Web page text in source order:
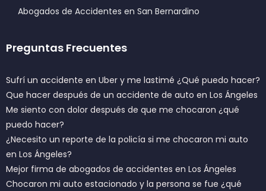
Abogados de Accidentes en San Bernardino
Preguntas Frecuentes
Sufrí un accidente en Uber y me lastimé ¿Qué puedo hacer?
Que hacer después de un accidente de auto en Los Ángeles
Me siento con dolor después de que me chocaron ¿qué
puedo hacer?
¿Necesito un reporte de la policía si me chocaron mi auto
en Los Ángeles?
Mejor firma de abogados de accidentes en Los Ángeles
Chocaron mi auto estacionado y la persona se fue ¿qué